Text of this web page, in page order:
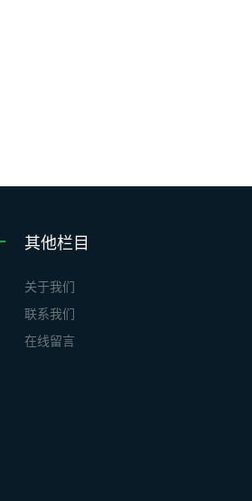
其他栏目
关于我们
联系我们
在线留言